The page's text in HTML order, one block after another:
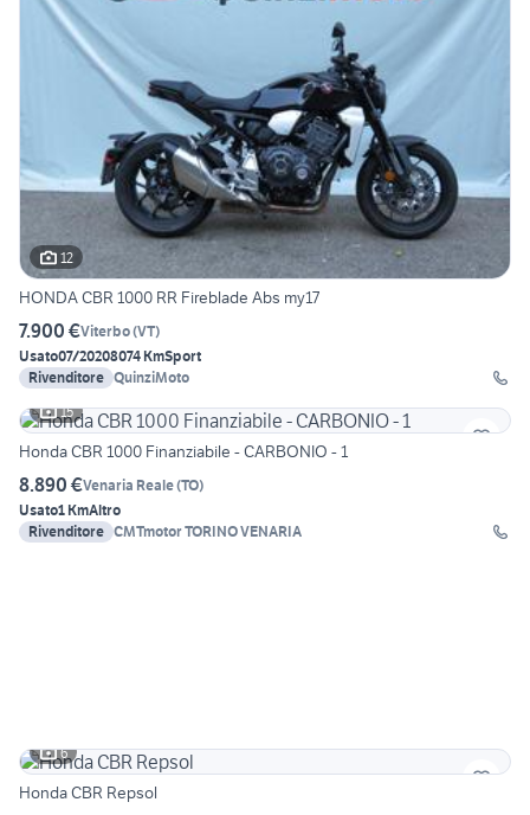
12
HONDA CBR 1000 RR Fireblade Abs my17
7.900 €Viterbo(VT)
Usato07/20208074 KmSport
Rivenditore QuinziMoto
15
Honda CBR 1000 Finanziabile - CARBONIO - 1
8.890 €Venaria Reale(TO)
Usato1 KmAltro
Rivenditore CMTmotor TORINO VENARIA
6
Honda CBR Repsol